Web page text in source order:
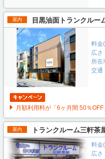
屋内 目黒油面トランクルー
料金
広さ
所在
交通
月額利用料が「6ヶ月間 50％
屋内 トランクルーム三軒茶
料金
広さ